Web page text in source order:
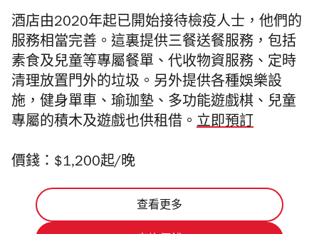
酒店由2020年起已開始接待檢疫人士，他們的
服務相當完善。這裏提供三餐送餐服務，包括
素食及兒童等專屬餐單、代收物資服務、定時
清理放置門外的垃圾。另外提供各種娛樂設
施， 健身單車、瑜珈墊、多功能遊戲棋、兒童
專屬的積木及遊戲也供租借。 立即預訂
價錢：$1,200起/晚
查看更多